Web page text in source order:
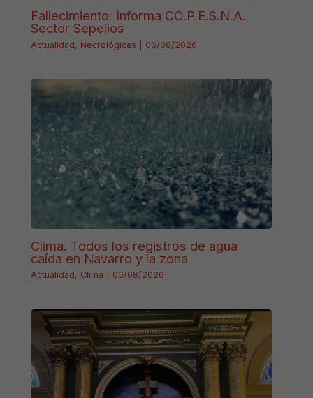
Fallecimiento: Informa CO.P.E.S.N.A.
Sector Sepelios
Actualidad, Necrológicas 06/08/2026
Clima. Todos los registros de agua
caída en Navarro y la zona
Actualidad, Clima 06/08/2026